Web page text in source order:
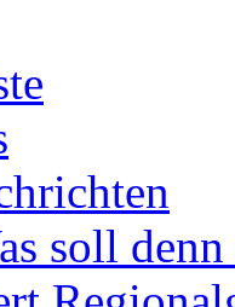
soll denn